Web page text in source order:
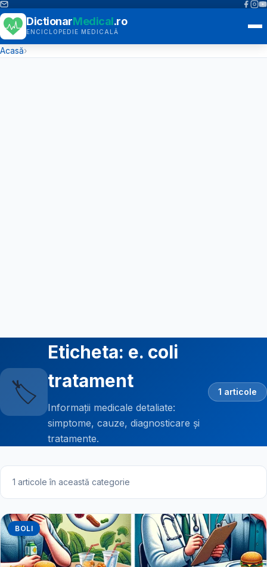
DictionarMedical.ro
ENCICLOPEDIE MEDICALĂ
Acasă›
🏷️
Eticheta: e. coli
tratament
Informații medicale detaliate:
simptome, cauze, diagnosticare și
tratamente.
1 articole
1 articole în această categorie
BOLI